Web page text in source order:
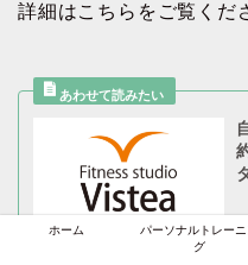
詳細はこちらをご覧くだ
ホーム
パーソナルトレーニ
グ